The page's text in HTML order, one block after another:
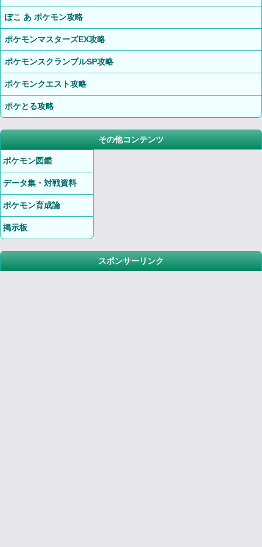
ぽこ あ ポケモン攻略
ポケモンマスターズEX攻略
ポケモンスクランブルSP攻略
ポケモンクエスト攻略
ポケとる攻略
その他コンテンツ
ポケモン図鑑
データ集・対戦資料
ポケモン育成論
掲示板
スポンサーリンク